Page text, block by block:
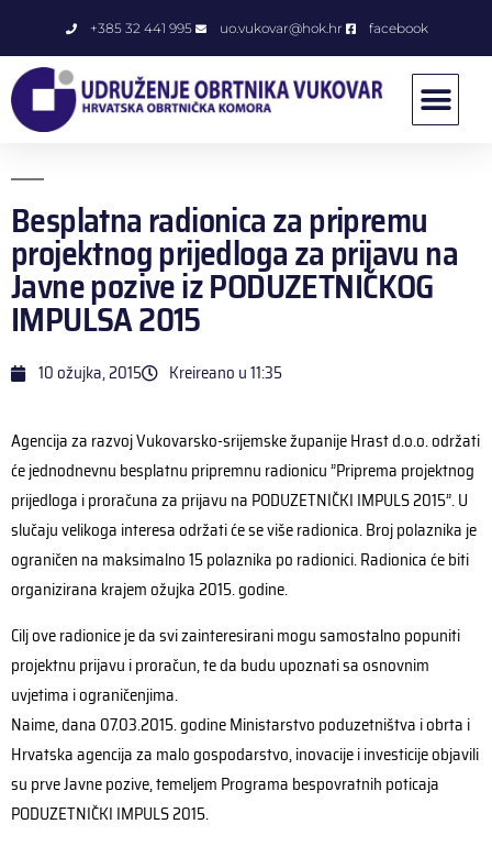
+385 32 441 995 uo.vukovar@hok.hr facebook
Besplatna radionica za pripremu
projektnog prijedloga za prijavu na
Javne pozive iz PODUZETNIČKOG
IMPULSA 2015
10 ožujka, 2015 Kreireano u11:35
Agencija za razvoj Vukovarsko-srijemske županije Hrast d.o.o. održati
će jednodnevnu besplatnu pripremnu radionicu ”Priprema projektnog
prijedloga i proračuna za prijavu na PODUZETNIČKI IMPULS 2015”. U
slučaju velikoga interesa održati će se više radionica. Broj polaznika je
ograničen na maksimalno 15 polaznika po radionici. Radionica će biti
organizirana krajem ožujka 2015. godine.
Cilj ove radionice je da svi zainteresirani mogu samostalno popuniti
projektnu prijavu i proračun, te da budu upoznati sa osnovnim
uvjetima i ograničenjima.
Naime, dana 07.03.2015. godine Ministarstvo poduzetništva i obrta i
Hrvatska agencija za malo gospodarstvo, inovacije i investicije objavili
su prve Javne pozive, temeljem Programa bespovratnih poticaja
PODUZETNIČKI IMPULS 2015.